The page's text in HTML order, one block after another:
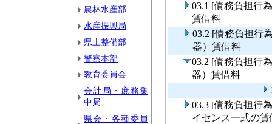
農林水産部
水産振興局
県土整備部
警察本部
教育委員会
会計局・庶務集
中局
県会・各種委員
03.1 [債務負担行
賃借料
03.2 [債務負担行
器）賃借料
03.2 [債務負担行
器）賃借料
03.3 [債務負担行
イセンス一式の賃